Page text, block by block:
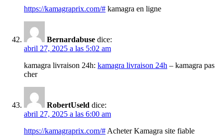
https://kamagraprix.com/# kamagra en ligne
Bernardabuse dice:
abril 27, 2025 a las 5:02 am
kamagra livraison 24h: kamagra livraison 24h – kamagra pas
cher
RobertUseld dice:
abril 27, 2025 a las 6:00 am
https://kamagraprix.com/# Acheter Kamagra site fiable